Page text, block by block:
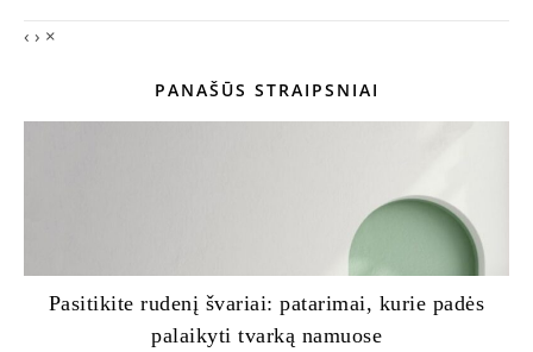
‹ › ×
PANAŠŪS STRAIPSNIAI
Pasitikite rudenį švariai: patarimai, kurie padės
palaikyti tvarką namuose